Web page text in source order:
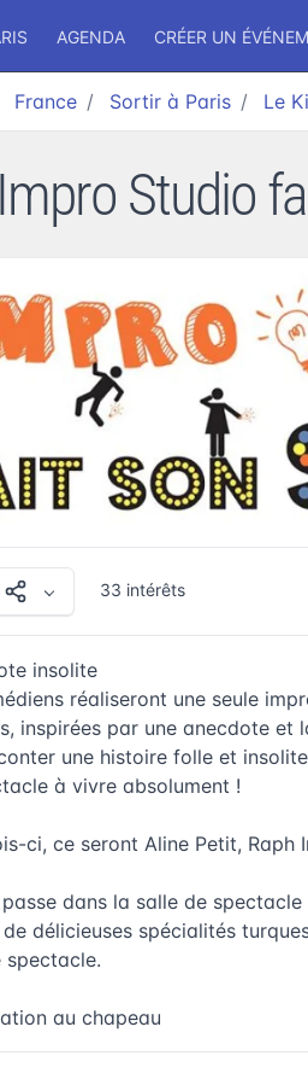
AGENDA CRÉER UN
France Sortir à Paris Le
Impro Studio
33 intérêts
insolite
réaliseront une seule
inspirées par une anecdote et
une histoire folle et
à vivre absolument !
ci, ce seront Aline Petit, Raph
dans la salle de
délicieuses spécialités
spectacle.
au chapeau